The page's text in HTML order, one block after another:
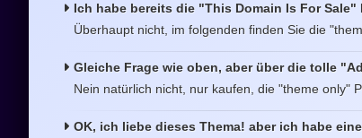
Ich habe bereits die "This Domain Is For
Überhaupt nicht, im folgenden finden Sie die
Gleiche Frage wie oben, aber über die tolle
Nein natürlich nicht, nur kaufen, die "theme only"
OK, ich liebe dieses Thema! aber ich habe